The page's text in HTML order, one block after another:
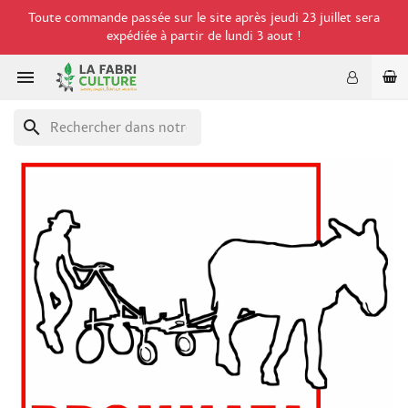
Toute commande passée sur le site après jeudi 23 juillet sera
expédiée à partir de lundi 3 aout !

search